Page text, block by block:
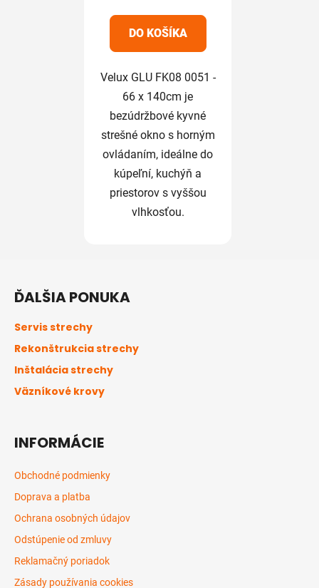
5
hviezdičiek.
DO KOŠÍKA
Velux GLU FK08 0051 -
66 x 140cm je
bezúdržbové kyvné
strešné okno s horným
ovládaním, ideálne do
kúpeľní, kuchýň a
priestorov s vyššou
vlhkosťou.
ĎALŠIA PONUKA
Servis strechy
Rekonštrukcia strechy
Inštalácia strechy
Väzníkové krovy
INFORMÁCIE
Obchodné podmienky
Doprava a platba
Ochrana osobných údajov
Odstúpenie od zmluvy
Reklamačný poriadok
Zásady používania cookies